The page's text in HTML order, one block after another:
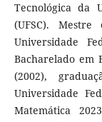
Tecnológica da
(UFSC).
Universidade
Bacharelado em
(2002),
Universidade
Matemática